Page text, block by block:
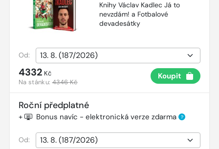
Knihy Václav Kadlec Já to
nevzdám! a Fotbalové
devadesátky
Od:
4332 Kč
Na stánku:4346 Kč
Koupit
Roční předplatné
+ Bonus navíc - elektronická verze zdarma ?
Od: